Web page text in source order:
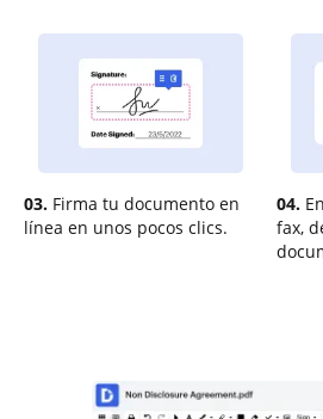
03. Firma tu documento en
línea en unos pocos clics.
04.
fax,